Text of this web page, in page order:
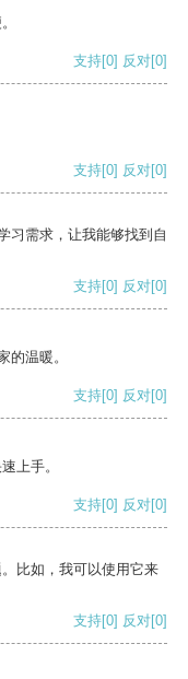
支持[0] 反对[0]
支持[0] 反对[0]
习需求，让我能够找到自
支持[0] 反对[0]
的温暖。
支持[0] 反对[0]
上手。
支持[0] 反对[0]
比如，我可以使用它来
支持[0] 反对[0]